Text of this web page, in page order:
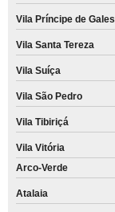
Vila Príncipe de Gales
Vila Santa Tereza
Vila Suíça
Vila São Pedro
Vila Tibiriçá
Vila Vitória
Arco-Verde
Atalaia